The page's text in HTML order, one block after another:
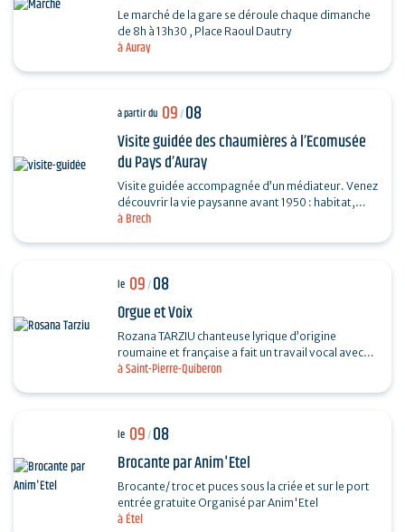
à Auray
Le marché de la gare se déroule chaque dimanche
de 8h à 13h30 , Place Raoul Dautry
à Brech
à partir du 09/08
Visite guidée des chaumières à l’Ecomusée
du Pays d’Auray
Visite guidée accompagnée d’un médiateur. Venez
découvrir la vie paysanne avant 1950 : habitat,
agriculture, paysage, savoir-faire… et enrichir…
à Saint-Pierre-Quiberon
le 09/08
Orgue et Voix
Rozana TARZIU chanteuse lyrique d’origine
roumaine et française a fait un travail vocal avec
divers chanteurs lyriques : Octavian Naghiu,
à Étel
le 09/08
Brocante par Anim'Etel
Brocante/ troc et puces sous la criée et sur le port
entrée gratuite Organisé par Anim'Etel